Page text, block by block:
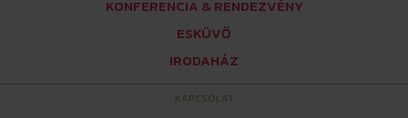
KONFERENCIA & RENDEZVÉNY
ESKÜVŐ
IRODAHÁZ
KAPCSOLAT